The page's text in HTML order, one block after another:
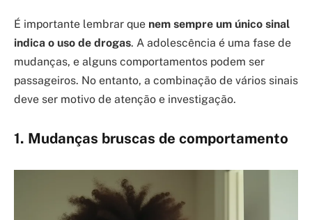
É importante lembrar que nem sempre um único sinal
indica o uso de drogas. A adolescência é uma fase de
mudanças, e alguns comportamentos podem ser
passageiros. No entanto, a combinação de vários sinais
deve ser motivo de atenção e investigação.
1. Mudanças bruscas de comportamento